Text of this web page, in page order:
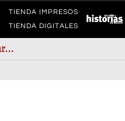
TIENDA IMPRESOS
TIENDA DIGITALES